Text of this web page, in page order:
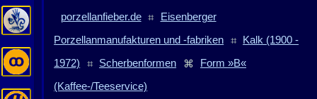
porzellanfieber.de ⌗ Eisenberger
Porzellanmanufakturen und -fabriken ⌗ Kalk (1900 -
1972) ⌗ Scherbenformen ⌘ Form »B«
(Kaffee-/Teeservice)